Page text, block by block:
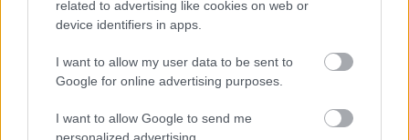
related to advertising like cookies on web or
device identifiers in apps.
I want to allow my user data to be sent to
Google for online advertising purposes.
I want to allow Google to send me